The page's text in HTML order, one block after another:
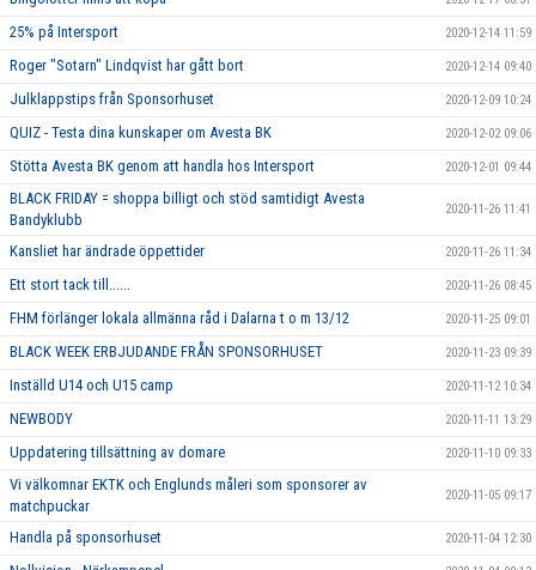
25% på Intersport 2020-12-14 11:59
Roger "Sotarn" Lindqvist har gått bort 2020-12-14 09:40
Julklappstips från Sponsorhuset 2020-12-09 10:24
QUIZ - Testa dina kunskaper om Avesta BK 2020-12-02 09:06
Stötta Avesta BK genom att handla hos Intersport 2020-12-01 09:44
BLACK FRIDAY = shoppa billigt och stöd samtidigt Avesta
Bandyklubb
2020-11-26 11:41
Kansliet har ändrade öppettider 2020-11-26 11:34
Ett stort tack till...... 2020-11-26 08:45
FHM förlänger lokala allmänna råd i Dalarna t o m 13/12 2020-11-25 09:01
BLACK WEEK ERBJUDANDE FRÅN SPONSORHUSET 2020-11-23 09:39
Inställd U14 och U15 camp 2020-11-12 10:34
NEWBODY 2020-11-11 13:29
Uppdatering tillsättning av domare 2020-11-10 09:33
Vi välkomnar EKTK och Englunds måleri som sponsorer av
matchpuckar
2020-11-05 09:17
Handla på sponsorhuset 2020-11-04 12:30